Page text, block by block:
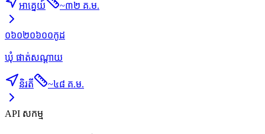
អាគ្នេយ៍ ~៣២ គ.ម.
០៦០២០៦០០កូដ
ឃុំ ផាត់សណ្ដាយ
និរតី ~៤៨ គ.ម.
API សកម្ម